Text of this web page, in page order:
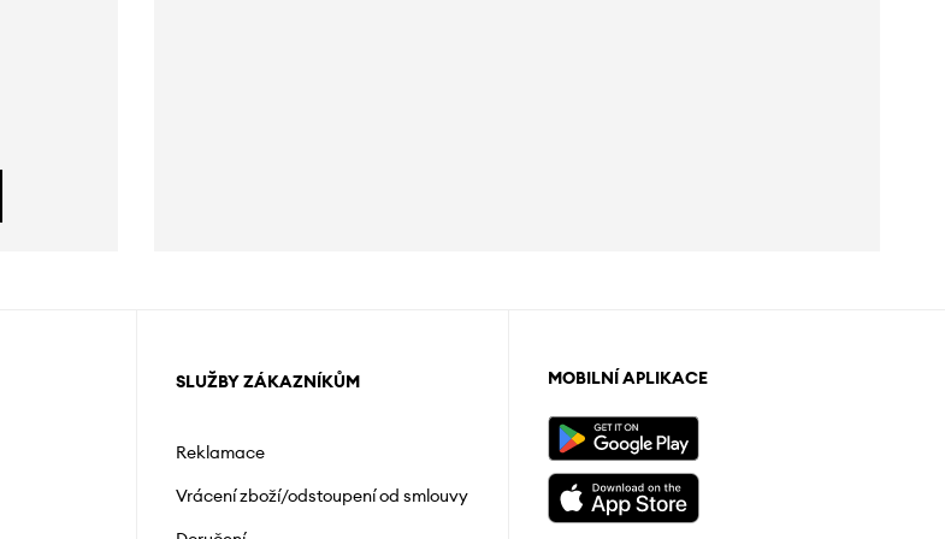
SLUŽBY ZÁKAZNÍKŮM
Reklamace
Vrácení zboží/odstoupení od smlouvy
MOBILNÍ APLIKACE